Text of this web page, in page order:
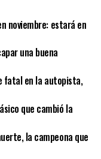
noviembre: estará en
una buena
fatal en la autopista,
que cambió la
la campeona que